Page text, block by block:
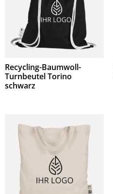
Recycling-Baumwoll-
Turnbeutel Torino
schwarz